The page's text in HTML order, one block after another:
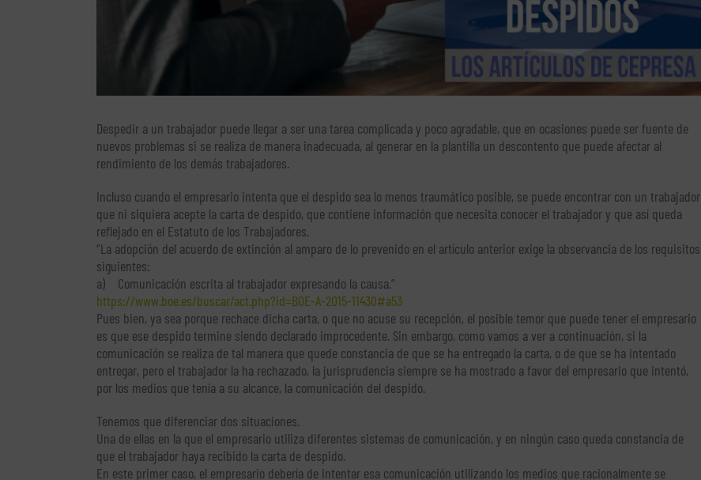
Despedir a un trabajador puede llegar a ser una tarea complicada y poco agradable, que en ocasiones puede ser fuente de
nuevos problemas si se realiza de manera inadecuada, al generar en la plantilla un descontento que puede afectar al
rendimiento de los demás trabajadores.
Incluso cuando el empresario intenta que el despido sea lo menos traumático posible, se puede encontrar con un trabajador
que ni siquiera acepte la carta de despido, que contiene información que necesita conocer el trabajador y que así queda
reflejado en el Estatuto de los Trabajadores.
“La adopción del acuerdo de extinción al amparo de lo prevenido en el artículo anterior exige la observancia de los requisitos
siguientes:
a) Comunicación escrita al trabajador expresando la causa.”
https://www.boe.es/buscar/act.php?id=BOE-A-2015-11430#a53
Pues bien, ya sea porque rechace dicha carta, o que no acuse su recepción, el posible temor que puede tener el empresario
es que ese despido termine siendo declarado improcedente. Sin embargo, como vamos a ver a continuación, si la
comunicación se realiza de tal manera que quede constancia de que se ha entregado la carta, o de que se ha intentado
entregar, pero el trabajador la ha rechazado, la jurisprudencia siempre se ha mostrado a favor del empresario que intentó,
por los medios que tenía a su alcance, la comunicación del despido.
Tenemos que diferenciar dos situaciones.
Una de ellas en la que el empresario utiliza diferentes sistemas de comunicación, y en ningún caso queda constancia de
que el trabajador haya recibido la carta de despido.
En este primer caso, el empresario debería de intentar esa comunicación utilizando los medios que racionalmente se